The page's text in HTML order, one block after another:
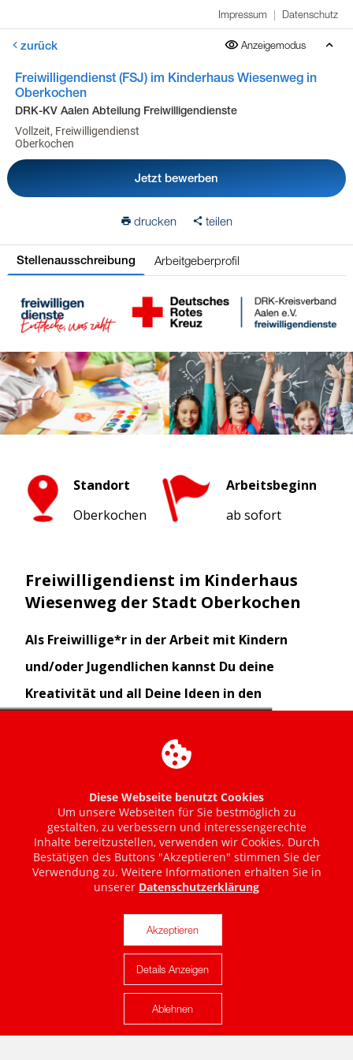
Impressum | Datenschutz
zurück Anzeigemodus
Freiwilligendienst (FSJ) im Kinderhaus Wiesenweg in
Oberkochen
DRK-KV Aalen Abteilung Freiwilligendienste
Vollzeit, Freiwilligendienst
Oberkochen
Jetzt bewerben
drucken teilen
Stellenausschreibung Arbeitgeberprofil
Karte anzeigen
Diese Webseite benutzt Cookies
Um unsere Webseiten für Sie bestmöglich zu
gestalten, zu verbessern und interessengerechte
Inhalte bereitzustellen, verwenden wir Cookies. Durch
Bestätigen des Buttons "Akzeptieren" stimmen Sie der
Verwendung zu. Weitere Informationen erhalten Sie in
unserer Datenschutzerklärung
Akzeptieren
Details Anzeigen
Ablehnen